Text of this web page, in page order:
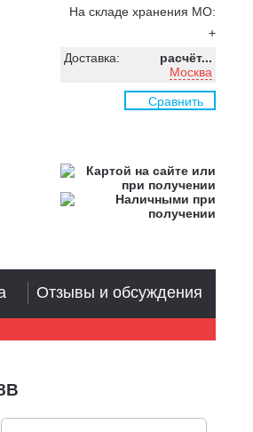
На складе хранения МО:
+
Доставка:
расчёт...
Москва
Сравнить
Отзывы и обсуждения